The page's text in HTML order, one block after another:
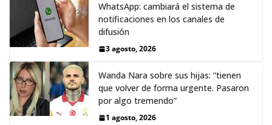
WhatsApp: cambiará el sistema de
notificaciones en los canales de
difusión
3 agosto, 2026
Wanda Nara sobre sus hijas: “tienen
que volver de forma urgente. Pasaron
por algo tremendo”
1 agosto, 2026